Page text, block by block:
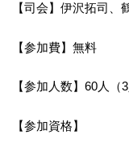
【司会】伊沢拓司、
【参加費】無料
【参加人数】60人（
【参加資格】